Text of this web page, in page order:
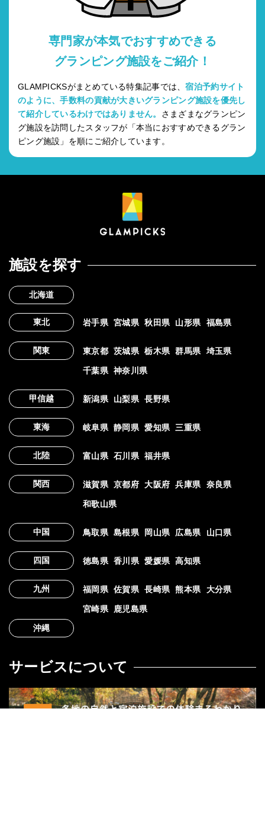
専門家が本気でおすすめできる
グランピング施設をご紹介！
GLAMPICKSがまとめている特集記事では、宿泊予約サイト
のように、手数料の貢献が大きいグランピング施設を優先し
て紹介しているわけではありません。 さまざまなグランピン
グ施設を訪問したスタッフが「本当におすすめできるグラン
ピング施設」を順にご紹介しています。
施設を探す
北海道
東北 岩手県 宮城県 秋田県 山形県 福島県
関東 東京都 茨城県 栃木県 群馬県 埼玉県
千葉県 神奈川県
甲信越 新潟県 山梨県 長野県
東海 岐阜県 静岡県 愛知県 三重県
北陸 富山県 石川県 福井県
関西 滋賀県 京都府 大阪府 兵庫県 奈良県
和歌山県
中国 鳥取県 島根県 岡山県 広島県 山口県
四国 徳島県 香川県 愛媛県 高知県
九州 福岡県 佐賀県 長崎県 熊本県 大分県
宮崎県
鹿児島県
沖縄
サービスについて